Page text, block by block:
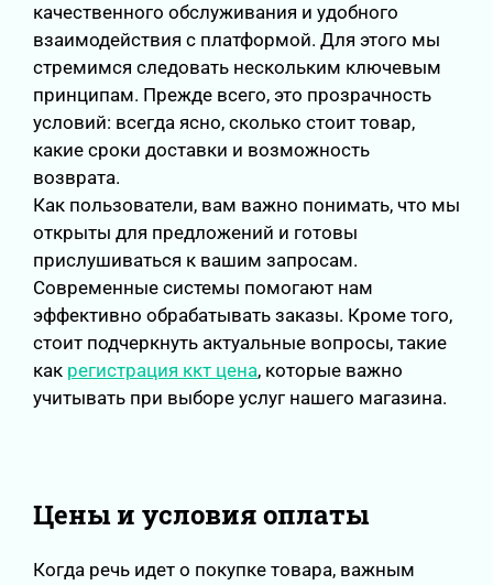
качественного обслуживания и удобного
взаимодействия с платформой. Для этого мы
стремимся следовать нескольким ключевым
принципам. Прежде всего, это прозрачность
условий: всегда ясно, сколько стоит товар,
какие сроки доставки и возможность
возврата.
Как пользователи, вам важно понимать, что мы
открыты для предложений и готовы
прислушиваться к вашим запросам.
Современные системы помогают нам
эффективно обрабатывать заказы. Кроме того,
стоит подчеркнуть актуальные вопросы, такие
как регистрация ккт цена, которые важно
учитывать при выборе услуг нашего магазина.
Цены и условия оплаты
Когда речь идет о покупке товара, важным